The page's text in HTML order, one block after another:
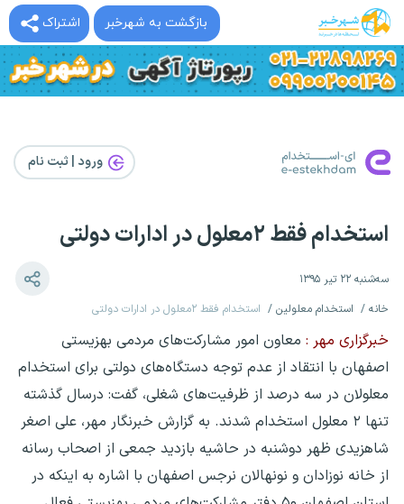
اشتراک بازگشت به شهرخبر